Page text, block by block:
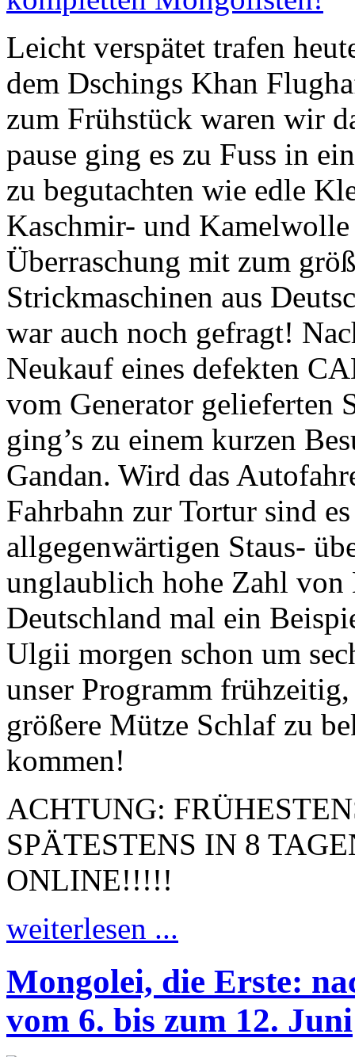
Leicht verspätet trafen
dem Dschings Khan
zum Frühstück waren wir
pause ging es zu Fuss in
zu begutachten wie edle
Kaschmir- und Kamelwolle
Überraschung mit zum
Strickmaschinen aus
war auch noch gefragt!
Neukauf eines defekten
vom Generator gelieferten
ging’s zu einem kurzen
Gandan. Wird das
Fahrbahn zur Tortur sind
allgegenwärtigen Staus-
unglaublich hohe Zahl
Deutschland mal ein
Ulgii morgen schon um
unser Programm
größere Mütze Schlaf zu
kommen!
ACHTUNG:
SPÄTESTENS IN 8
ONLINE!!!!!
weiterlesen ...
Mongolei, die Erste:
vom 6. bis zum 12. Juni